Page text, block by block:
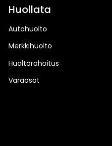
Huollata
Autohuolto
Merkkihuolto
Huoltorahoitus
Varaosat